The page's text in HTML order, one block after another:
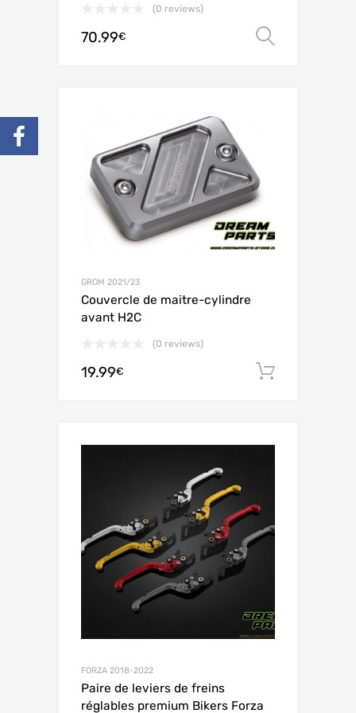
(0 reviews)
70.99€
GROM 2021/23
Couvercle de maitre-cylindre
avant H2C
(0 reviews)
19.99€
FORZA 2018-2022
Paire de leviers de freins
réglables premium Bikers Forza